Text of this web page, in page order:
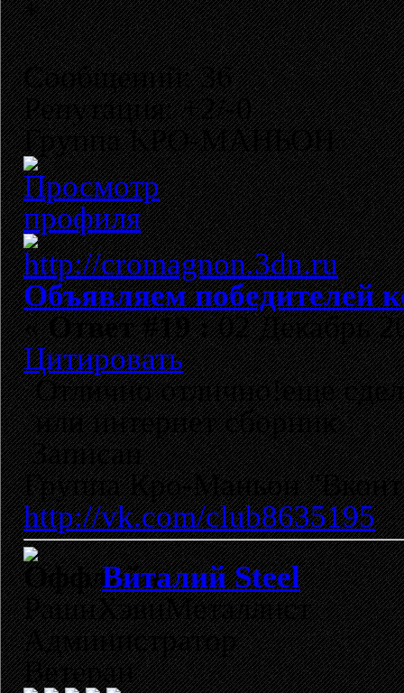
Сообщений: 36
Репутация: +2/-0
Группа КРО-МАНЬОН
Объявляем победителей
«Ответ #19 :02 Декабрь
Цитировать
Отлично отлично!еще
или интернет сборник
Записан
Группа Кро-Маньон
http://vk.com/club8635195
Виталий Steel
РашнХэвиМеталлист
Администратор
Ветеран